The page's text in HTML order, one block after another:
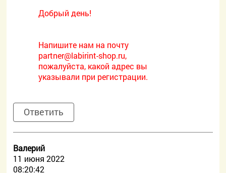
Добрый день!
Напишите нам на почту
partner@labirint-shop.ru,
пожалуйста, какой адрес вы
указывали при регистрации.
Ответить
Валерий
11 июня 2022
08:20:42